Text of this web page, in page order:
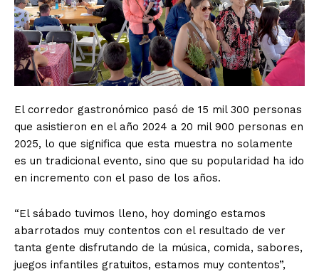
El corredor gastronómico pasó de 15 mil 300 personas
que asistieron en el año 2024 a 20 mil 900 personas en
2025, lo que significa que esta muestra no solamente
es un tradicional evento, sino que su popularidad ha ido
en incremento con el paso de los años.
“El sábado tuvimos lleno, hoy domingo estamos
abarrotados muy contentos con el resultado de ver
tanta gente disfrutando de la música, comida, sabores,
juegos infantiles gratuitos, estamos muy contentos”,